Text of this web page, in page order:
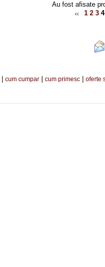
Au fost afisate
1 2 3 4
cum cumpar cum primesc oferte